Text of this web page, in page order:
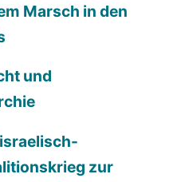
Marsch in den
und
zur